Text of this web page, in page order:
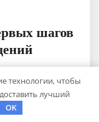
шагов
технологии, чтобы
лучший
OK